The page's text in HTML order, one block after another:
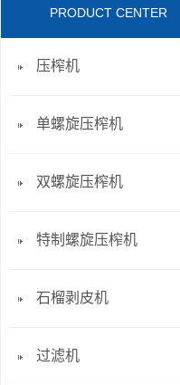
PRODUCT CENTER
压榨机
单螺旋压榨机
双螺旋压榨机
特制螺旋压榨机
石榴剥皮机
过滤机